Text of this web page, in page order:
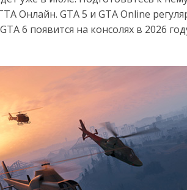
Онлайн. GTA 5 и GTA Online
6 появится на консолях в 2026